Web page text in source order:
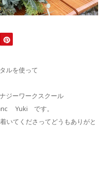
ルを使って
ジーワークスクール
Yuki です。
いてくださってどうもありがと